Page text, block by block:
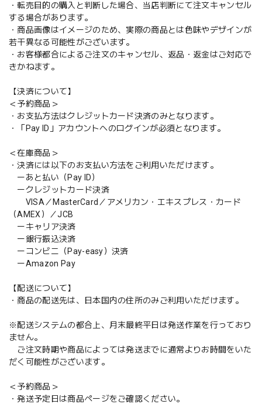
・転売目的の購入と判断した場合、当店判断にて注文キャンセル
する場合があります。
・商品画像はイメージのため、実際の商品とは色味やデザインが
若干異なる可能性がございます。
・お客様都合によるご注文のキャンセル、返品・返金はご対応で
きかねます。
【決済について】
＜予約商品＞
・お支払方法はクレジットカード決済のみとなります。
・「Pay ID」アカウントへのログインが必須となります。
＜在庫商品＞
・決済には以下のお支払い方法をご利用いただけます。
ーあと払い（Pay ID）
ークレジットカード決済
VISA／MasterCard／アメリカン・エキスプレス・カード
（AMEX）／JCB
ーキャリア決済
ー銀行振込決済
ーコンビニ（Pay-easy）決済
ーAmazon Pay
【配送について】
・商品の配送先は、日本国内の住所のみご利用いただけます。
※配送システムの都合上、月末最終平日は発送作業を行っており
ません。
ご注文時期や商品によっては発送までに通常よりお時間をいた
だく可能性がございます。
＜予約商品＞
・発送予定日は商品ページをご確認ください。